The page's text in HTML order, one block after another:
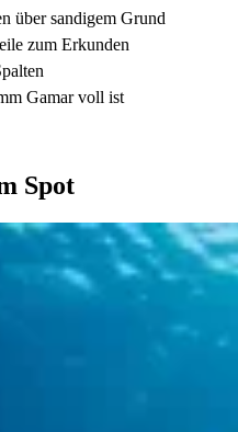
über sandigem Grund
zum Erkunden
Gamar voll ist
Spot